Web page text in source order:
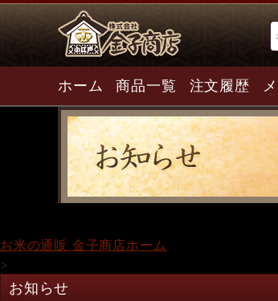
検索
ホーム 商品一覧 注文履歴
お米の通販 金子商店ホーム
>
お知らせ